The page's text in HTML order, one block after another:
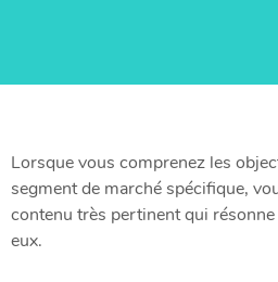
Lorsque vous comprenez les
segment de marché spécifique,
contenu très pertinent qui
eux.